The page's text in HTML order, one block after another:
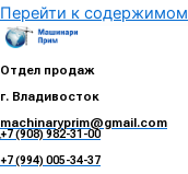
Перейти к
Отдел продаж
г. Владивосток
machinaryprim@gmail.com
+7 (908) 982-31-00
+7 (994) 005-34-37